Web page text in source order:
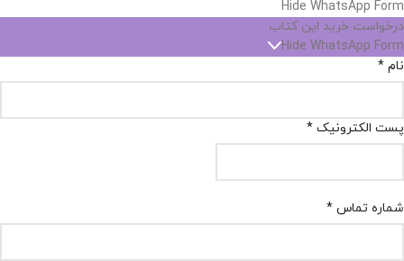
Hide WhatsApp Form
درخواست خرید این کتاب
Hide WhatsApp Form
نام *
پست الکترونیک *
شماره تماس *